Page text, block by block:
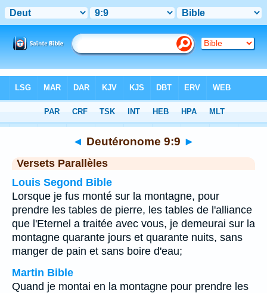
>Chapitre 9 > Verset 9
◄ Deutéronome 9:9 ►
Versets Parallèles
Louis Segond Bible
Lorsque je fus monté sur la montagne, pour
prendre les tables de pierre, les tables de l'alliance
que l'Eternel a traitée avec vous, je demeurai sur la
montagne quarante jours et quarante nuits, sans
manger de pain et sans boire d'eau;
Martin Bible
Quand je montai en la montagne pour prendre les